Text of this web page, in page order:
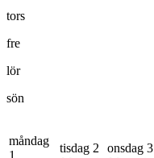
tors
fre
lör
sön
måndag
1
tisdag 2
onsdag 3